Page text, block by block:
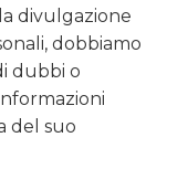
divulgazione
dobbiamo
dubbi o
del suo